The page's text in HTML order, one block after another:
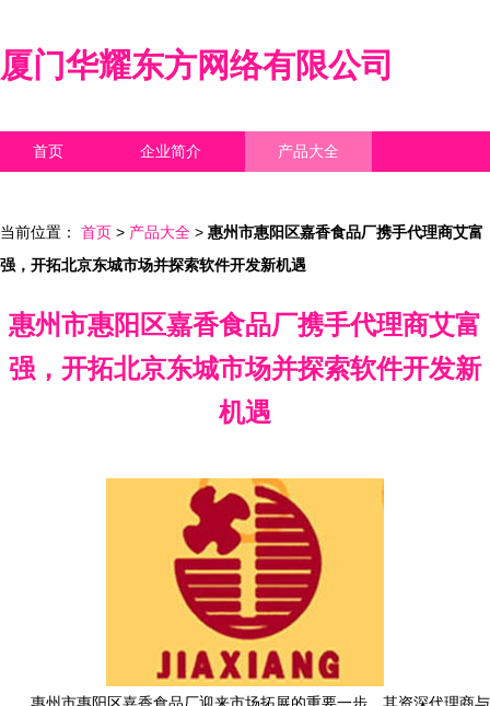
厦门华耀东方网络有限公司
首页 企业简介 产品大全
当前位置： 首页 > 产品大全 > 惠州市惠阳区嘉香食品厂携手代理商艾富
强，开拓北京东城市场并探索软件开发新机遇
惠州市惠阳区嘉香食品厂携手代理商艾富
强，开拓北京东城市场并探索软件开发新
机遇